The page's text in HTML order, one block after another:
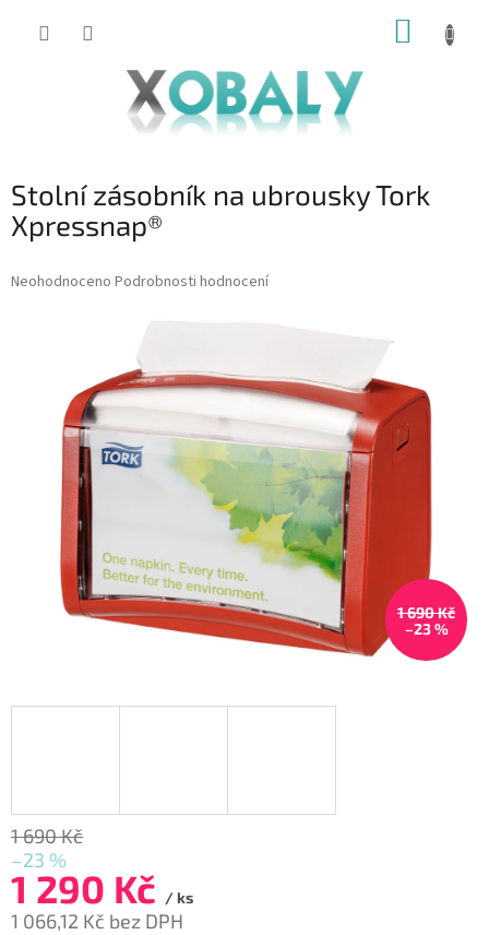
KOŠÍK
Stolní zásobník na ubrousky Tork
Xpressnap®
Průměrné
hvězdiček.
Neohodnoceno Podrobnosti hodnocení
1 690 Kč
–23 %
1 690 Kč
–23 %
1 290 Kč / ks
1 066,12 Kč bez DPH